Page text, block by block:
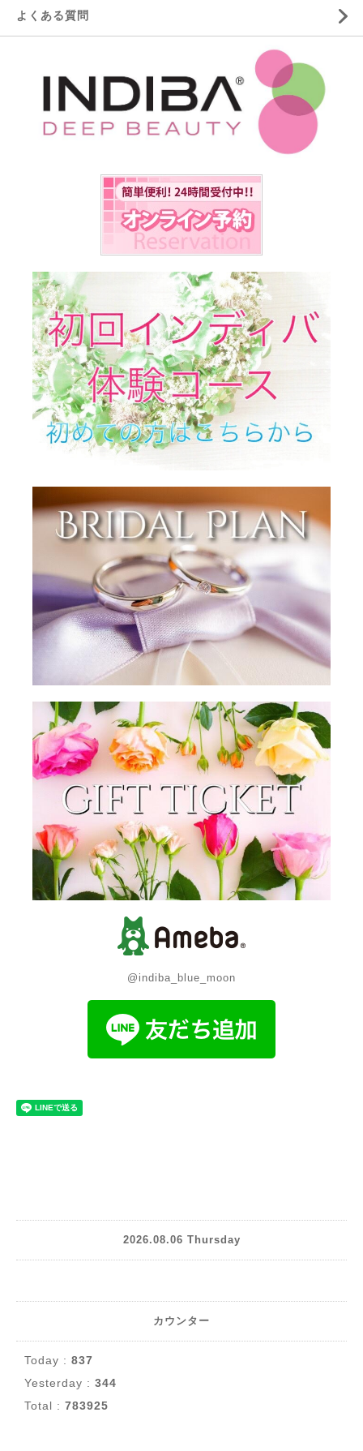
よくある質問
@indiba_blue_moon
2026.08.06 Thursday
カウンター
Today : 837
Yesterday : 344
Total : 783925